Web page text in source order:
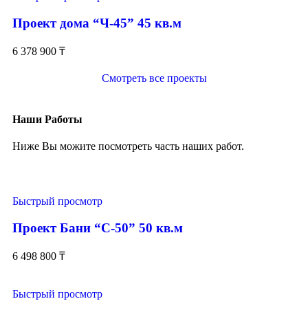
Проект дома “Ч-45” 45 кв.м
6 378 900 ₸
Смотреть все проекты
Наши Работы
Ниже Вы можите посмотреть часть наших работ.
Быстрый просмотр
Проект Бани “С-50” 50 кв.м
6 498 800 ₸
Быстрый просмотр